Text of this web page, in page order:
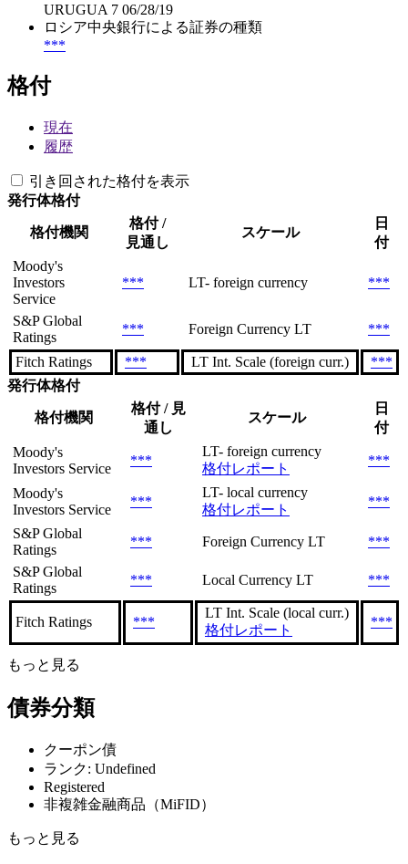
URUGUA 7 06/28/19
ロシア中央銀行による証券の種類
***
格付
現在
履歴
引き回された格付を表示
発行体格付
格付機関
格付 /
見通し
スケール
日
付
Moody's
Investors
Service
*** LT- foreign currency ***
S&P Global
Ratings
*** Foreign Currency LT ***
Fitch Ratings *** LT Int. Scale (foreign curr.)
***
発行体格付
格付機関
格付 / 見
通し
スケール
日
付
Moody's
Investors Service
***
LT- foreign currency
格付レポート
***
Moody's
Investors Service
***
LT- local currency
格付レポート
***
S&P Global
Ratings
*** Foreign Currency LT
***
S&P Global
Ratings
*** Local Currency LT ***
Fitch Ratings ***
LT Int. Scale (local curr.)
格付レポート
***
もっと見る
債券分類
クーポン債
ランク: Undefined
Registered
非複雑金融商品（MiFID）
もっと見る